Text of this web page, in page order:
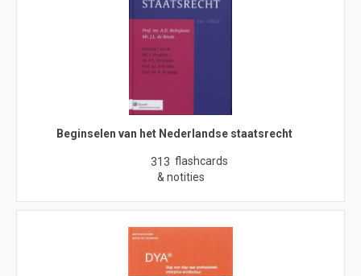
Beginselen van het Nederlandse staatsrecht
313 flashcards
& notities